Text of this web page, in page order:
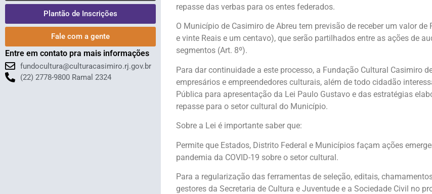
Plantão de Inscrições
Fale com a gente
Entre em contato pra mais informações
fundocultura@culturacasimiro.rj.gov.br
(22) 2778-9800 Ramal 2324
repasse das verbas para os entes federados.
O Município de Casimiro de Abreu tem previsão de receber um valor
e vinte Reais e um centavo), que serão partilhados entre as ações de
segmentos (Art. 8º).
Para dar continuidade a este processo, a Fundação Cultural Casimiro
empresários e empreendedores culturais, além de todo cidadão
Pública para apresentação da Lei Paulo Gustavo e das estratégias
repasse para o setor cultural do Município.
Sobre a Lei é importante saber que:
Permite que Estados, Distrito Federal e Municípios façam ações
pandemia da COVID-19 sobre o setor cultural.
Para a regularização das ferramentas de seleção, editais,
gestores da Secretaria de Cultura e Juventude e a Sociedade Civil no